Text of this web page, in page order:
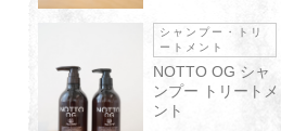
シャンプー・トリ
ートメント
NOTTO OG シャ
ンプー トリートメ
ント